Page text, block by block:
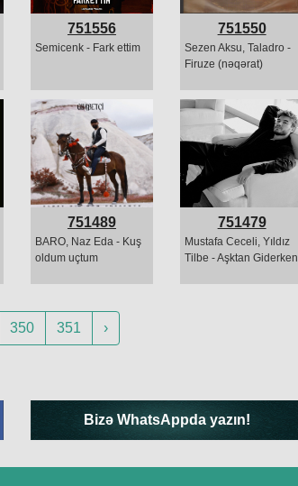
751556
Semicenk - Fark ettim
751550
Sezen Aksu, Taladro -
Firuze (nəqərat)
751489
BARO, Naz Eda - Kuş
oldum uçtum
751479
Mustafa Ceceli, Yıldız
Tilbe - Aşktan Giderken
350 351 ›
Bizə WhatsAppda yazın!